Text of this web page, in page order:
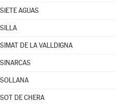
SIETE AGUAS
SILLA
SIMAT DE LA VALLDIGNA
SINARCAS
SOLLANA
SOT DE CHERA